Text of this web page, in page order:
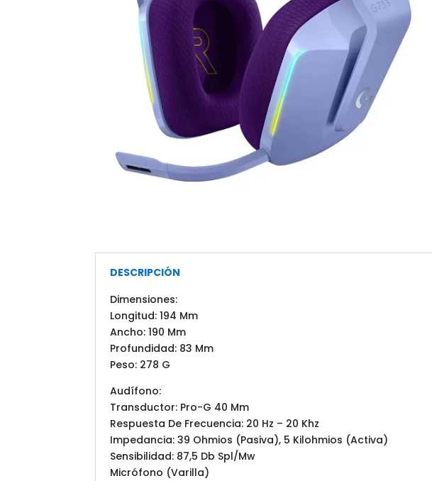
DESCRIPCIÓN
Dimensiones:
Longitud: 194 Mm
Ancho: 190 Mm
Profundidad: 83 Mm
Peso: 278 G
Audífono:
Transductor: Pro-G 40 Mm
Respuesta De Frecuencia: 20 Hz – 20 Khz
Impedancia: 39 Ohmios (Pasiva), 5 Kilohmios (Activa)
Sensibilidad: 87,5 Db Spl/Mw
Micrófono (Varilla)